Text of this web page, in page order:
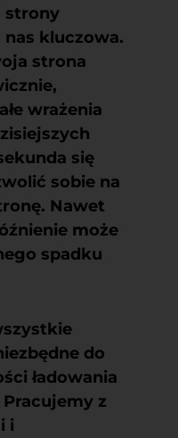
strony
kluczowa.
strona
wrażenia
się
sobie na
Nawet
może
spadku
do
ładowania
z
i